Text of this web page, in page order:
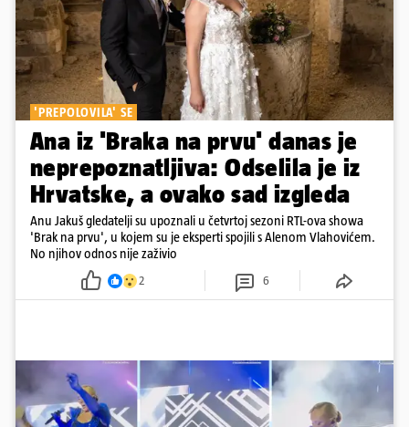
'PREPOLOVILA' SE
Ana iz 'Braka na prvu' danas je
neprepoznatljiva: Odselila je iz
Hrvatske, a ovako sad izgleda
Anu Jakuš gledatelji su upoznali u četvrtoj sezoni RTL-ova showa
'Brak na prvu', u kojem su je eksperti spojili s Alenom Vlahovićem.
No njihov odnos nije zaživio
2 6